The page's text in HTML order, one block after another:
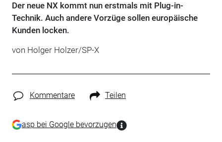
Der neue NX kommt nun erstmals mit Plug-in-
Technik. Auch andere Vorzüge sollen europäische
Kunden locken.
von Holger Holzer/SP-X
Kommentare Teilen
asp bei Google bevorzugen